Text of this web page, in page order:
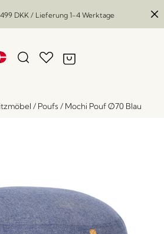
499 DKK / Lieferung 1-4 Werktage
/ Poufs / Mochi Pouf Ø70 Blau